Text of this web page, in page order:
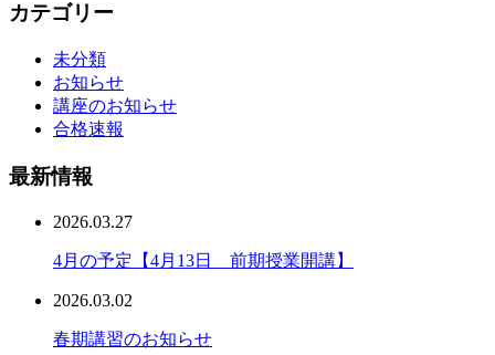
カテゴリー
未分類
お知らせ
講座のお知らせ
合格速報
最新情報
2026.03.27
4月の予定【4月13日 前期授業開講】
2026.03.02
春期講習のお知らせ